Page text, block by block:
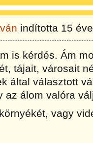
indította 15 éve
is kérdés. Ám
tájait, városait
által választott
az álom valóra
vagy